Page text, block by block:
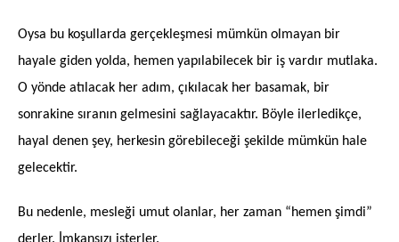
Oysa bu koşullarda gerçekleşmesi mümkün olmayan bir
hayale giden yolda, hemen yapılabilecek bir iş vardır mutlaka.
O yönde atılacak her adım, çıkılacak her basamak, bir
sonrakine sıranın gelmesini sağlayacaktır. Böyle ilerledikçe,
hayal denen şey, herkesin görebileceği şekilde mümkün hale
gelecektir.
Bu nedenle, mesleği umut olanlar, her zaman “hemen şimdi”
derler. İmkansızı isterler.